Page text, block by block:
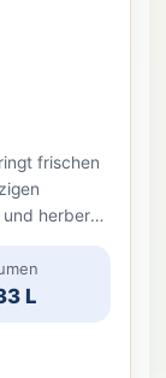
frischen
und herber
einfach
L